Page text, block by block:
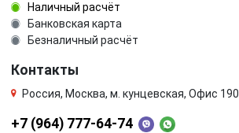
Наличный расчёт
Банковская карта
Безналичный расчёт
Контакты
Россия, Москва, м. кунцевская, Офис 190
+7 (964) 777-64-74